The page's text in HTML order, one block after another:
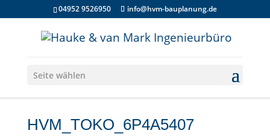
04952 9526950 info@hvm-bauplanung.de
Seite wählen
HVM_TOKO_6P4A5407